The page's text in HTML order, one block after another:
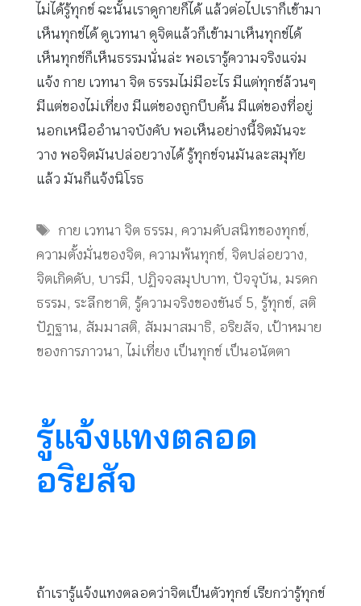
ไม่ได้รู้ทุกข์ ฉะนั้นเราดูกายก็ได้ แล้วต่อไปเราก็เข้ามา
เห็นทุกข์ได้ ดูเวทนา ดูจิตแล้วก็เข้ามาเห็นทุกข์ได้
เห็นทุกข์ก็เห็นธรรมนั่นล่ะ พอเรารู้ความจริงแจ่ม
แจ้ง กาย เวทนา จิต ธรรมไม่มีอะไร มีแต่ทุกข์ล้วนๆ
มีแต่ของไม่เที่ยง มีแต่ของถูกบีบคั้น มีแต่ของที่อยู่
นอกเหนืออำนาจบังคับ พอเห็นอย่างนี้จิตมันจะ
วาง พอจิตมันปล่อยวางได้ รู้ทุกข์จนมันละสมุทัย
แล้ว มันก็แจ้งนิโรธ
Tags
กาย เวทนา จิต ธรรม,ความดับสนิทของทุกข์,
ความตั้งมั่นของจิต, ความพ้นทุกข์, จิตปล่อยวาง,
จิตเกิดดับ, บารมี, ปฏิจจสมุปบาท, ปัจจุบัน, มรดก
ธรรม, ระลึกชาติ, รู้ความจริงของขันธ์ 5, รู้ทุกข์, สติ
ปัฏฐาน, สัมมาสติ, สัมมาสมาธิ, อริยสัจ, เป้าหมาย
ของการภาวนา, ไม่เที่ยง เป็นทุกข์ เป็นอนัตตา
รู้แจ้งแทงตลอด
อริยสัจ
ถ้าเรารู้แจ้งแทงตลอดว่าจิตเป็นตัวทุกข์ เรียกว่ารู้ทุกข์